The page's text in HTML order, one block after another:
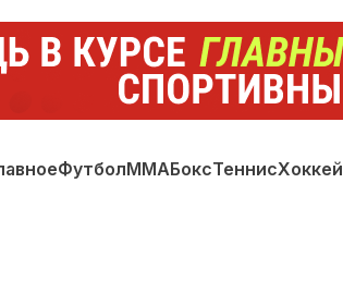
ФутболММАБоксТеннисХоккей